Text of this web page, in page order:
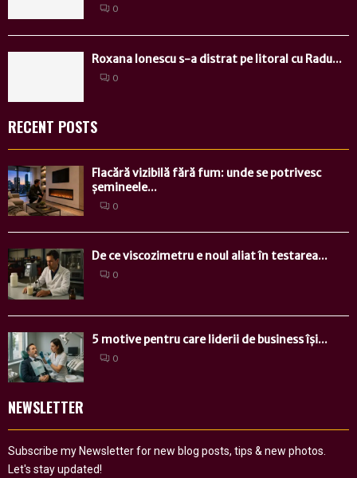
0
Roxana Ionescu s-a distrat pe litoral cu Radu...
0
RECENT POSTS
Flacără vizibilă fără fum: unde se potrivesc
șemineele...
0
De ce viscozimetru e noul aliat în testarea...
0
5 motive pentru care liderii de business își...
0
NEWSLETTER
Subscribe my Newsletter for new blog posts, tips & new photos.
Let's stay updated!